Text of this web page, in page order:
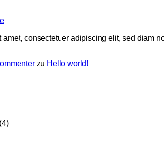
amet, consectetuer adipiscing elit, sed diam
zu Hello world!
(4)